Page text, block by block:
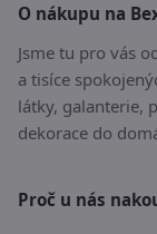
O nákupu na
Jsme tu pro vás
a tisíce
látky, galanterie,
dekorace do
Proč u nás